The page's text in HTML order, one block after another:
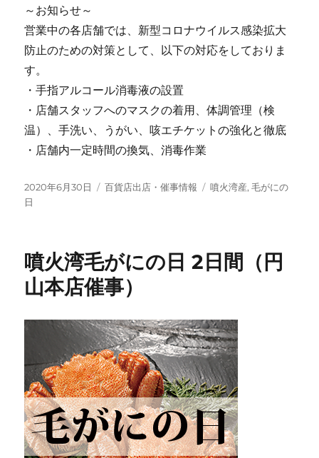
～お知らせ～
営業中の各店舗では、新型コロナウイルス感染拡大
防止のための対策として、以下の対応をしておりま
す。
・手指アルコール消毒液の設置
・店舗スタッフへのマスクの着用、体調管理（検
温）、手洗い、うがい、咳エチケットの強化と徹底
・店舗内一定時間の換気、消毒作業
投
稿
2020年6月30日
カ
百貨店出店・催事情報
タ
噴火湾産,毛がにの
日
噴火湾毛がにの日 2日間（円
山本店催事）